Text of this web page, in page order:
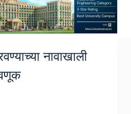
नावाखाली